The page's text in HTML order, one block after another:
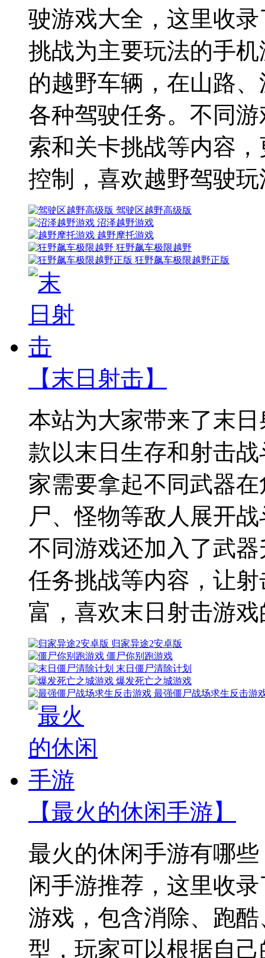
驶游戏大全，这里收
挑战为主要玩法的手
的越野车辆，在山路
各种驾驶任务。不同
索和关卡挑战等内容
控制，喜欢越野驾驶
驾驶区越野高级版
沼泽越野游戏
越野摩托游戏
狂野飙车极限越野
狂野飙车极限越野正版
【末日射击】
本站为大家带来了末
款以末日生存和射击
家需要拿起不同武器
尸、怪物等敌人展开
不同游戏还加入了武
任务挑战等内容，让
富，喜欢末日射击游
归家异途2安卓版
僵尸你别跑游戏
末日僵尸清除计划
爆发死亡之城游戏
最强僵尸战场求生反击游
【最火的休闲手游】
最火的休闲手游有哪
闲手游推荐，这里收
游戏，包含消除、跑
型，玩家可以根据自